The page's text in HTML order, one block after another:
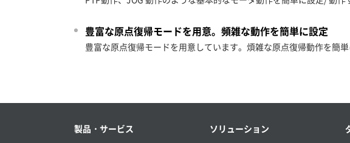
豊富な原点復帰モードを用意。頻雑な動作を簡単に設定
豊富な原点復帰モードを用意しています。煩雑な原点復帰動作を簡
製品・サービス ソリューション